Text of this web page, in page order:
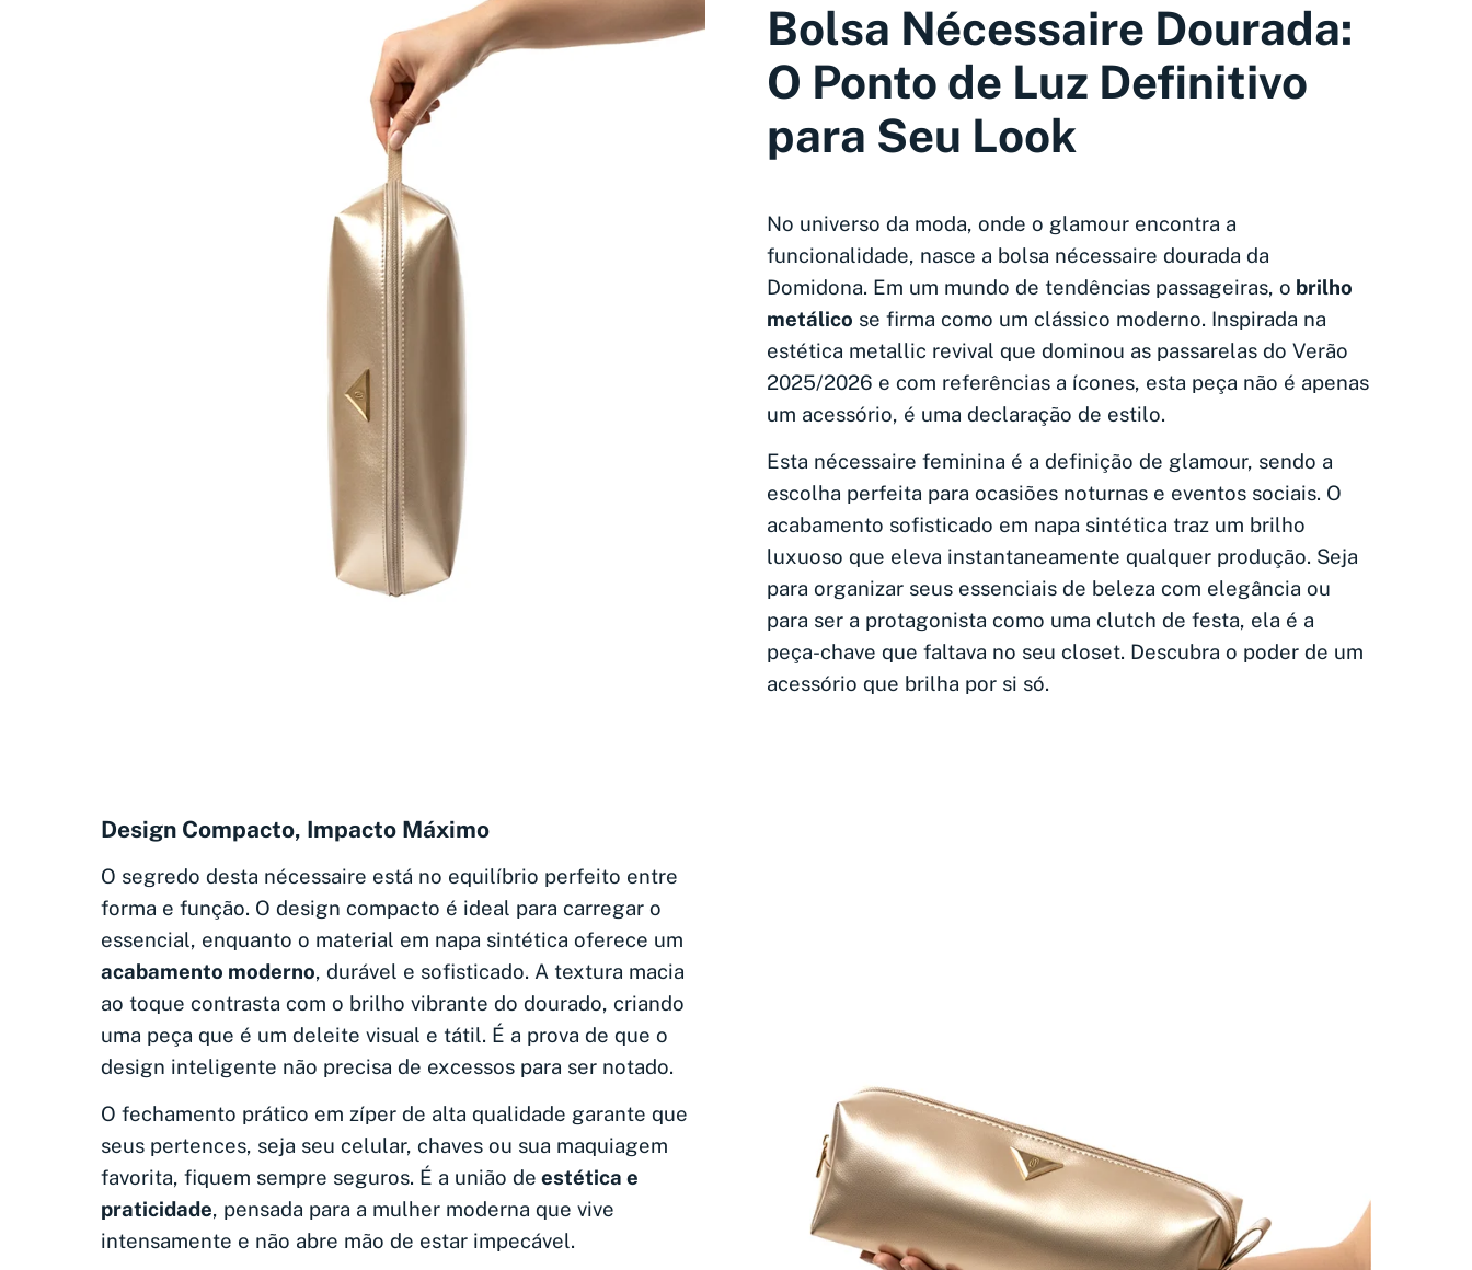
Bolsa Nécessaire Dourada:
O Ponto de Luz Definitivo
para Seu Look
No universo da moda, onde o glamour encontra a
funcionalidade, nasce a bolsa nécessaire dourada da
Domidona. Em um mundo de tendências passageiras, o brilho
metálico se firma como um clássico moderno. Inspirada na
estética metallic revival que dominou as passarelas do Verão
2025/2026 e com referências a ícones, esta peça não é apenas
um acessório, é uma declaração de estilo.
Esta nécessaire feminina é a definição de glamour, sendo a
escolha perfeita para ocasiões noturnas e eventos sociais. O
acabamento sofisticado em napa sintética traz um brilho
luxuoso que eleva instantaneamente qualquer produção. Seja
para organizar seus essenciais de beleza com elegância ou
para ser a protagonista como uma clutch de festa, ela é a
peça-chave que faltava no seu closet. Descubra o poder de um
acessório que brilha por si só.
Design Compacto, Impacto Máximo
O segredo desta nécessaire está no equilíbrio perfeito entre
forma e função. O design compacto é ideal para carregar o
essencial, enquanto o material em napa sintética oferece um
acabamento moderno, durável e sofisticado. A textura macia
ao toque contrasta com o brilho vibrante do dourado, criando
uma peça que é um deleite visual e tátil. É a prova de que o
design inteligente não precisa de excessos para ser notado.
O fechamento prático em zíper de alta qualidade garante que
seus pertences, seja seu celular, chaves ou sua maquiagem
favorita, fiquem sempre seguros. É a união de estética e
praticidade, pensada para a mulher moderna que vive
intensamente e não abre mão de estar impecável.